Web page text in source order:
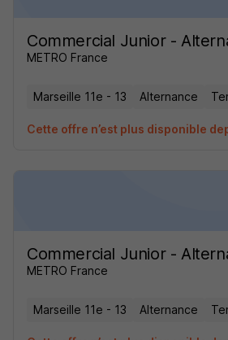
Commercial Junior -
METRO France
Marseille 11e - 13 Alternance
Cette offre n’est plus disponible
Commercial Junior -
METRO France
Marseille 11e - 13 Alternance